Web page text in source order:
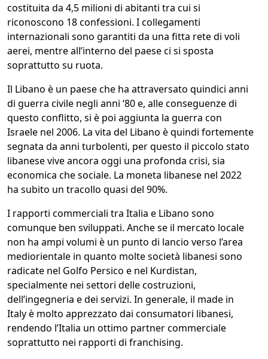
costituita da 4,5 milioni di abitanti tra cui si
riconoscono 18 confessioni. I collegamenti
internazionali sono garantiti da una fitta rete di voli
aerei, mentre all’interno del paese ci si sposta
soprattutto su ruota.
Il Libano è un paese che ha attraversato quindici anni
di guerra civile negli anni ‘80 e, alle conseguenze di
questo conflitto, si è poi aggiunta la guerra con
Israele nel 2006. La vita del Libano è quindi fortemente
segnata da anni turbolenti, per questo il piccolo stato
libanese vive ancora oggi una profonda crisi, sia
economica che sociale. La moneta libanese nel 2022
ha subito un tracollo quasi del 90%.
I rapporti commerciali tra Italia e Libano sono
comunque ben sviluppati. Anche se il mercato locale
non ha ampi volumi è un punto di lancio verso l’area
mediorientale in quanto molte società libanesi sono
radicate nel Golfo Persico e nel Kurdistan,
specialmente nei settori delle costruzioni,
dell’ingegneria e dei servizi. In generale, il made in
Italy è molto apprezzato dai consumatori libanesi,
rendendo l’Italia un ottimo partner commerciale
soprattutto nei rapporti di franchising.